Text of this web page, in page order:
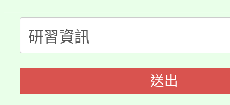
半價優惠，詳情可洽有
者。
份教師增能研習
份教師研習
淨零綠生活教案入校路
會
程
送出